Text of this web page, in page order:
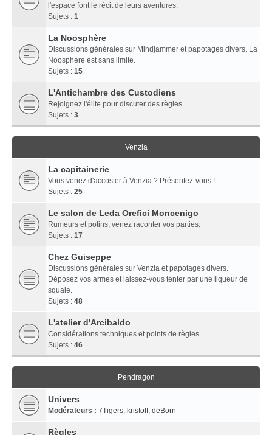
l'espace font le récit de leurs aventures.
Sujets : 1
La Noosphère
Discussions générales sur Mindjammer et papotages divers. La
Noosphère est sans limite.
Sujets : 15
L'Antichambre des Custodiens
Rejoignez l'élite pour discuter des règles.
Sujets : 3
Venzia
La capitainerie
Vous venez d'accoster à Venzia ? Présentez-vous !
Sujets : 25
Le salon de Leda Orefici Moncenigo
Rumeurs et potins, venez raconter vos parties.
Sujets : 17
Chez Guiseppe
Discussions générales sur Venzia et papotages divers.
Déposez vos armes et laissez-vous tenter par une liqueur de
squale.
Sujets : 48
L'atelier d'Arcibaldo
Considérations techniques et points de règles.
Sujets : 46
Pendragon
Univers
Modérateurs : 7Tigers, kristoff, deBorn
Règles